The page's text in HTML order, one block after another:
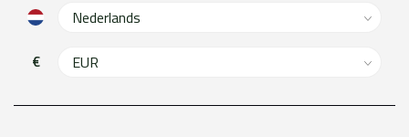
€